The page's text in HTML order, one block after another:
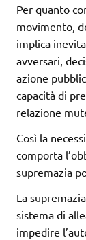
Per quanto
movimento,
implica
avversari,
azione
capacità di
relazione
Così la
comporta
supremazia
La
sistema di
impedire